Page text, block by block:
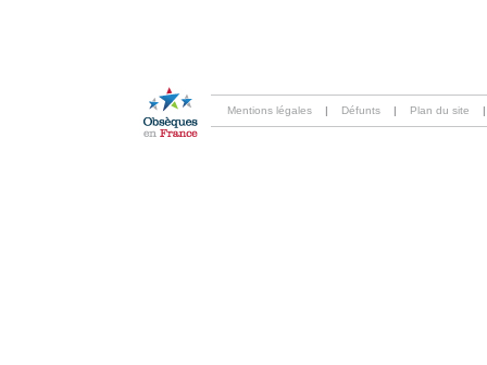
Mentions légales | Défunts | Plan du site |